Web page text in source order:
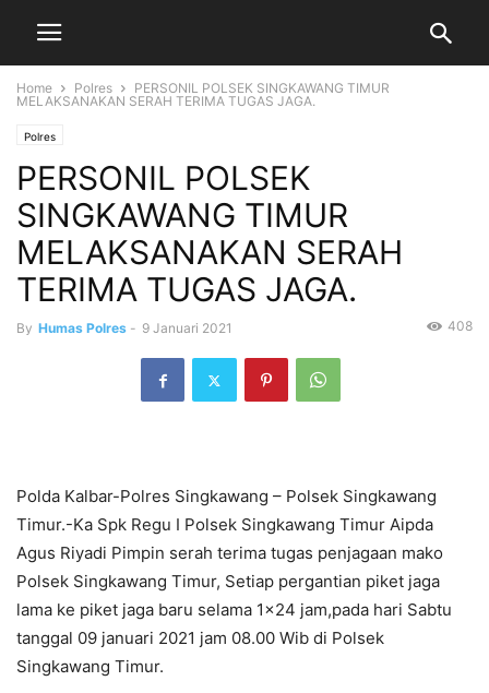
Home Polres
PERSONIL POLSEK SINGKAWANG TIMUR
MELAKSANAKAN SERAH TERIMA TUGAS JAGA.
Polres
PERSONIL POLSEK
SINGKAWANG TIMUR
MELAKSANAKAN SERAH
TERIMA TUGAS JAGA.
By Humas Polres - 9 Januari 2021 408
Polda Kalbar-Polres Singkawang – Polsek Singkawang
Timur.-Ka Spk Regu I Polsek Singkawang Timur Aipda
Agus Riyadi Pimpin serah terima tugas penjagaan mako
Polsek Singkawang Timur, Setiap pergantian piket jaga
lama ke piket jaga baru selama 1×24 jam,pada hari Sabtu
tanggal 09 januari 2021 jam 08.00 Wib di Polsek
Singkawang Timur.